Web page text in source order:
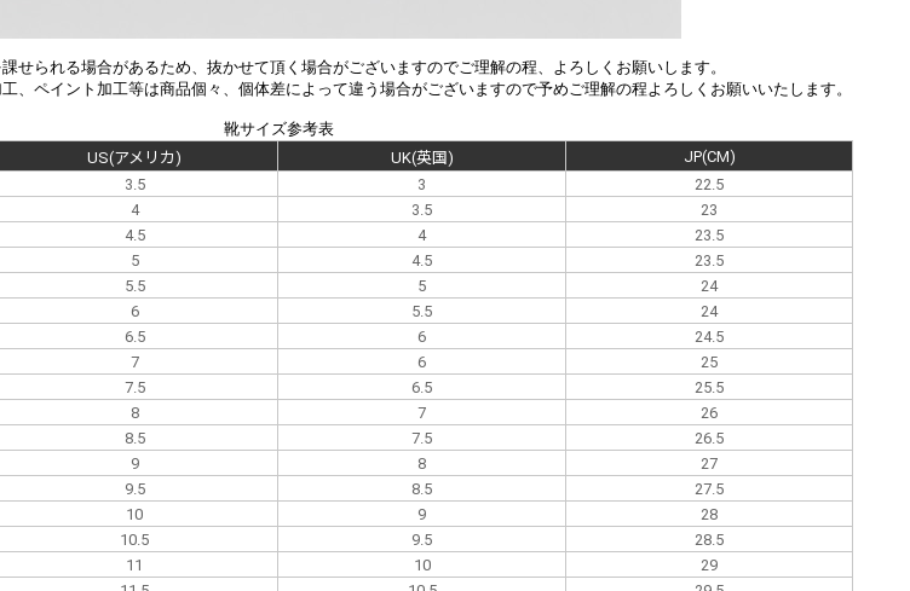
せられる場合があるため、抜かせて頂く場合がございますのでご理解の程、よろしくお願いします。
、ペイント加工等は商品個々、個体差によって違う場合がございますので予めご理解の程よろしくお願いいたします。
靴サイズ参考表
US(アメリカ) UK(英国)
JP(CM)
3.5 3
22.5
4 3.5
23
4.5 4
23.5
5 4.5
23.5
5.5 5
24
6 5.5
24
6.5 6
24.5
7 6
25
7.5 6.5
25.5
8 7
26
8.5 7.5
26.5
9 8
27
9.5 8.5
27.5
10 9
28
10.5 9.5
28.5
11 10
29